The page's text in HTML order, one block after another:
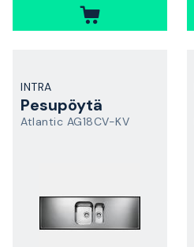
INTRA
Pesupöytä
Atlantic AG18CV-KV